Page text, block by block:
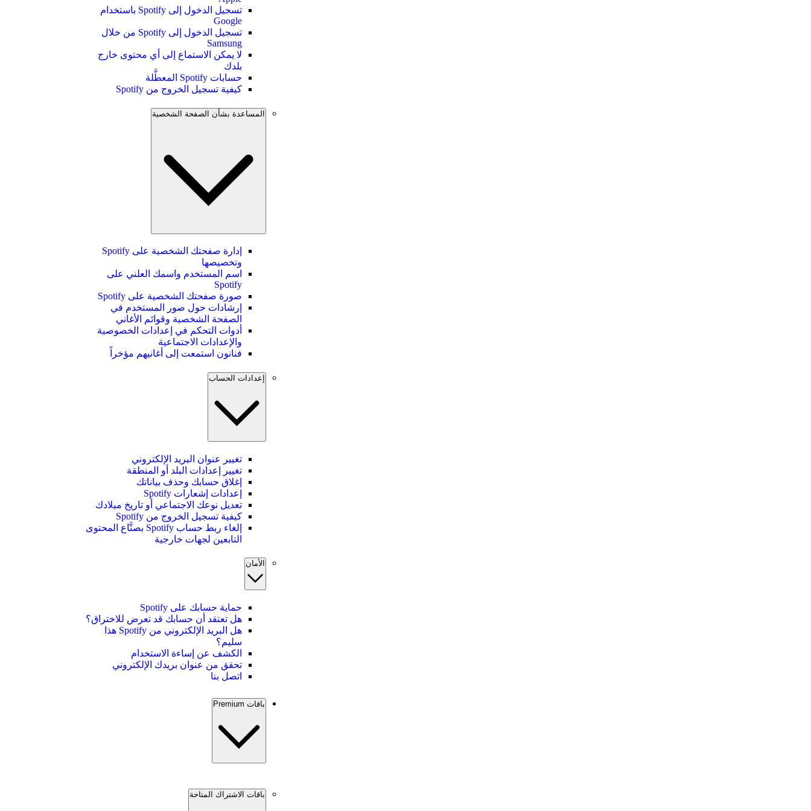
تسجيل الدخول إلى Spotify باستخدام
Google
تسجيل الدخول إلى Spotify من خلال
Samsung
لا يمكن الاستماع إلى أي محتوى خارج
بلدك
حسابات Spotify المعطَّلة
كيفية تسجيل الخروج من Spotify
المساعدة بشأن الصفحة الشخصية
إدارة صفحتك الشخصية على Spotify
وتخصيصها
اسم المستخدم واسمك العلني على
Spotify
صورة صفحتك الشخصية على Spotify
إرشادات حول صور المستخدم في
الصفحة الشخصية وقوائم الأغاني
أدوات التحكم في إعدادات الخصوصية
والإعدادات الاجتماعية
فنانون استمعت إلى أغانيهم مؤخراً
إعدادات الحساب
تغيير عنوان البريد الإلكتروني
تغيير إعدادات البلد أو المنطقة
إغلاق حسابك وحذف بياناتك
إعدادات إشعارات Spotify
تعديل نوعك الاجتماعي أو تاريخ ميلادك
كيفية تسجيل الخروج من Spotify
إلغاء ربط حساب Spotify بصنَّاع المحتوى
التابعين لجهات خارجية
الأمان
حماية حسابك على Spotify
هل تعتقد أن حسابك قد تعرض للاختراق؟
هل البريد الإلكتروني من Spotify هذا
سليم؟
الكشف عن إساءة الاستخدام
تحقق من عنوان بريدك الإلكتروني
اتصل بنا
باقات Premium
باقات الاشتراك المتاحة